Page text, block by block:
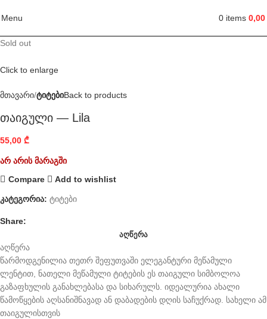
Menu 0 items 0,00
Sold out
Click to enlarge
მთავარი ტიტებიBack to products
თაიგული — Lila
55,00 ₾
არ არის მარაგში
Compare
Add to wishlist
კატეგორია: ტიტები
Share:
ᲐᲦᲬᲔᲠᲐ
აღწერა
წარმოდგენილია თეთრ შეფუთვაში ელეგანტური მეწამული
ლენტით, ნათელი მეწამული ტიტების ეს თაიგული სიმბოლოა
გაზაფხულის განახლებასა და სიხარულს. იდეალურია ახალი
წამოწყების აღსანიშნავად ან დაბადების დღის საჩუქრად. სახელი ამ
თაიგულისთვის